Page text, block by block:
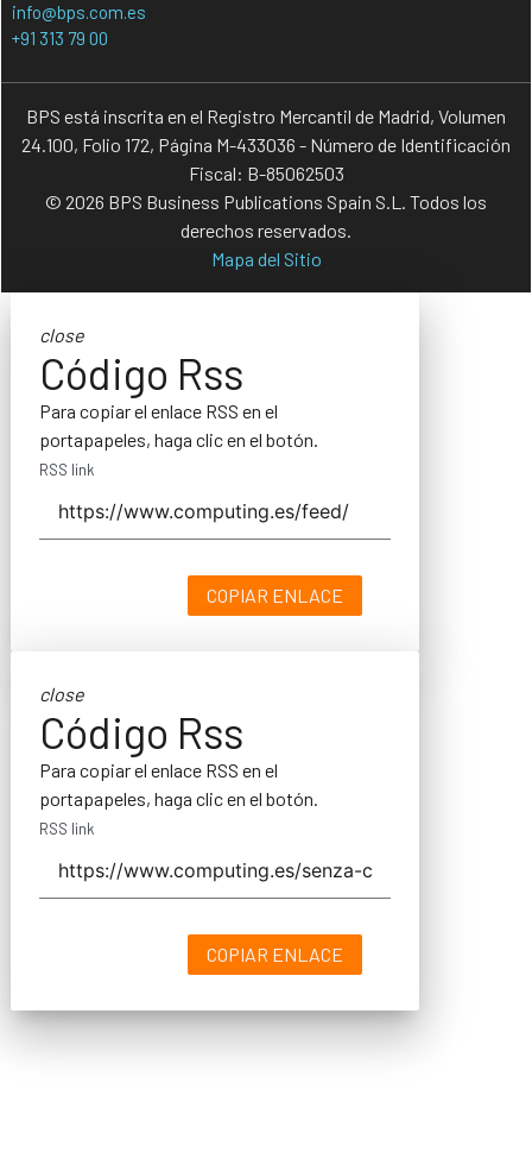
info@bps.com.es
+91 313 79 00
BPS está inscrita en el Registro Mercantil de Madrid, Volumen
24.100, Folio 172, Página M-433036 - Número de Identificación
Fiscal: B-85062503
© 2026 BPS Business Publications Spain S.L. Todos los
derechos reservados.
Mapa del Sitio
close
Código Rss
Para copiar el enlace RSS en el
portapapeles, haga clic en el botón.
RSS link
COPIAR ENLACE
close
Código Rss
Para copiar el enlace RSS en el
portapapeles, haga clic en el botón.
RSS link
COPIAR ENLACE